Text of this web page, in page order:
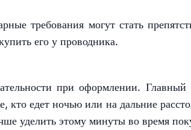
требования могут стать
его у проводника.
при оформлении.
кто едет ночью или на дальние
уделить этому минуты во время